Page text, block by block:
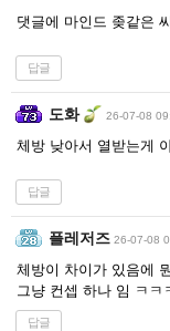
댓글에 마인드 좆같은
답글
도화 26-07-08
체방 낮아서 열받는게
답글
플레저즈 26-07-08
체방이 차이가 있음에
그냥 컨셉 하나 임 ㅋㅋ
답글